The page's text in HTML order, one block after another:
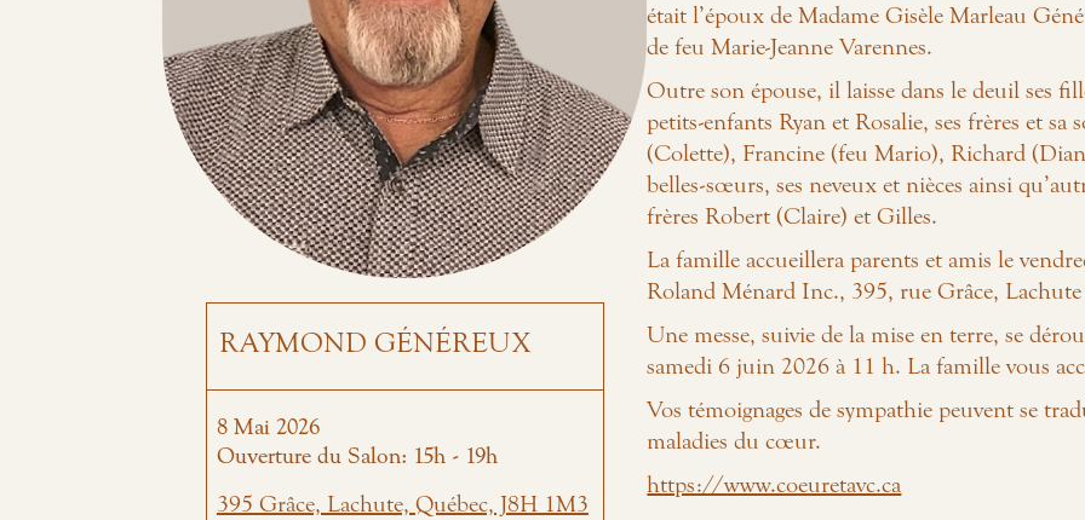
RAYMOND GÉNÉREUX
8 Mai 2026
Ouverture du Salon: 15h - 19h
395 Grâce, Lachute, Québec, J8H 1M3
était l’époux de Madame Gisèle Marleau
de feu Marie-Jeanne Varennes.
Outre son épouse, il laisse dans le deuil ses
petits-enfants Ryan et Rosalie, ses frères et
(Colette), Francine (feu Mario), Richard
belles-sœurs, ses neveux et nièces ainsi
frères Robert (Claire) et Gilles.
La famille accueillera parents et amis le
Roland Ménard Inc., 395, rue Grâce,
Une messe, suivie de la mise en terre, se
samedi 6 juin 2026 à 11 h. La famille vous
Vos témoignages de sympathie peuvent se
maladies du cœur.
https://www.coeuretavc.ca